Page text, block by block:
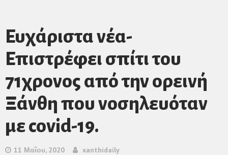
Ευχάριστα νέα-
Επιστρέφει σπίτι του
71χρονος από την ορεινή
Ξάνθη που νοσηλευόταν
με covid-19.
11 Μαΐου, 2020 xanthidaily